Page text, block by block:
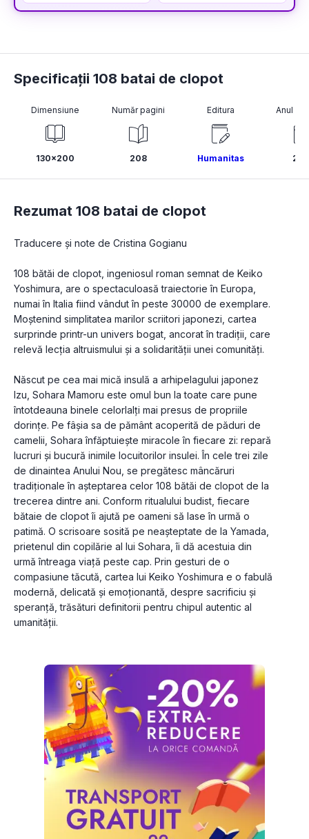
Specificații 108 batai de clopot
Dimensiune
130x200
Număr pagini
208
Editura
Humanitas
Anul
Rezumat 108 batai de clopot
Traducere și note de Cristina Gogianu
108 bătăi de clopot, ingeniosul roman semnat de Keiko
Yoshimura, are o spectaculoasă traiectorie în Europa,
numai în Italia fiind vândut în peste 30000 de exemplare.
Moștenind simplitatea marilor scriitori japonezi, cartea
surprinde printr-un univers bogat, ancorat în tradiții, care
relevă lecția altruismului și a solidarității unei comunități.
Născut pe cea mai mică insulă a arhipelagului japonez
Izu, Sohara Mamoru este omul bun la toate care pune
întotdeauna binele celorlalți mai presus de propriile
dorințe. Pe fâșia sa de pământ acoperită de păduri de
camelii, Sohara înfăptuiește miracole în fiecare zi: repară
lucruri și bucură inimile locuitorilor insulei. În cele trei zile
de dinaintea Anului Nou, se pregătesc mâncăruri
tradiționale în așteptarea celor 108 bătăi de clopot de la
trecerea dintre ani. Conform ritualului budist, fiecare
bătaie de clopot îi ajută pe oameni să lase în urmă o
patimă. O scrisoare sosită pe neașteptate de la Yamada,
prietenul din copilărie al lui Sohara, îi dă acestuia din
urmă întreaga viață peste cap. Prin gesturi de o
compasiune tăcută, cartea lui Keiko Yoshimura e o fabulă
modernă, delicată și emoționantă, despre sacrificiu și
speranță, trăsături definitorii pentru chipul autentic al
umanității.